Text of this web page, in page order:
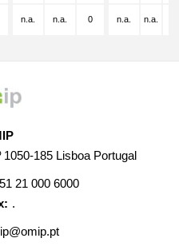
n.a. n.a. 0 n.a. n.a.
1050-185 Lisboa Portugal
21 000 6000
.